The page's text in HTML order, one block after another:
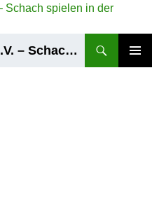
SV Turm 1925 Bergheim e.V. – Schach spielen in der Kreisstadt